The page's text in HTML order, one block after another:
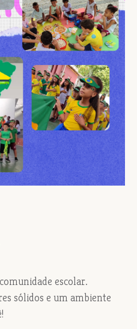
escolar.
sólidos e um ambiente